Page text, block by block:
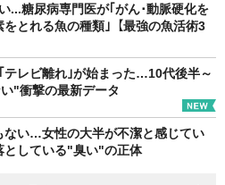
...糖尿病専門医が｢がん･動脈硬化を
とれる魚の種類｣【最強の魚活術3
レビ離れ｣が始まった…10代後半～
"衝撃の最新データ
ない…女性の大半が不潔と感じてい
としている"臭い"の正体